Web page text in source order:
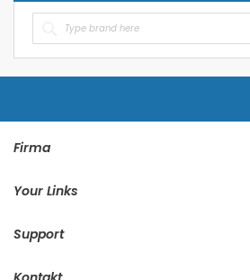
Firma
Your Links
Support